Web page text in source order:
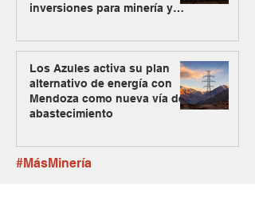
inversiones para minería y
Los Azules activa su plan
alternativo de energía con
Mendoza como nueva vía de
abastecimiento
#MásMinería